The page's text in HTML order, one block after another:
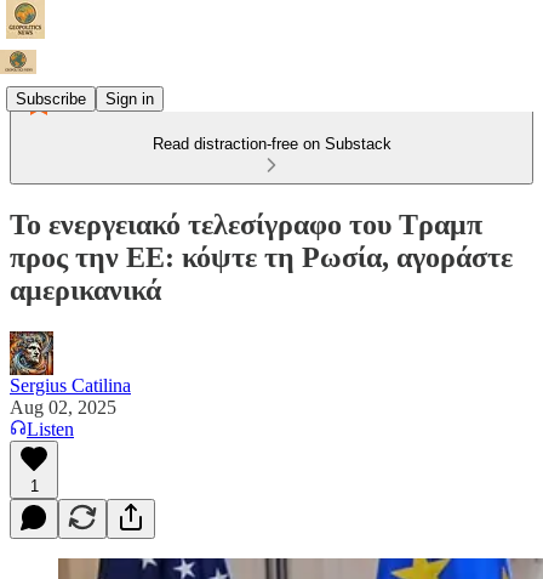
Subscribe Sign in
Read distraction-free on Substack
Το ενεργειακό τελεσίγραφο του Τραμπ
προς την ΕΕ: κόψτε τη Ρωσία, αγοράστε
αμερικανικά
Sergius Catilina
Aug 02, 2025
Listen
1